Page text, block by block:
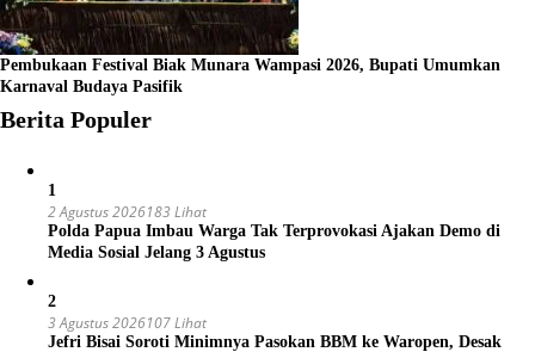
Pembukaan Festival Biak Munara Wampasi 2026, Bupati Umumkan
Karnaval Budaya Pasifik
Berita Populer
1
2 Agustus 2026183 Lihat
Polda Papua Imbau Warga Tak Terprovokasi Ajakan Demo di
Media Sosial Jelang 3 Agustus
2
3 Agustus 2026107 Lihat
Jefri Bisai Soroti Minimnya Pasokan BBM ke Waropen, Desak